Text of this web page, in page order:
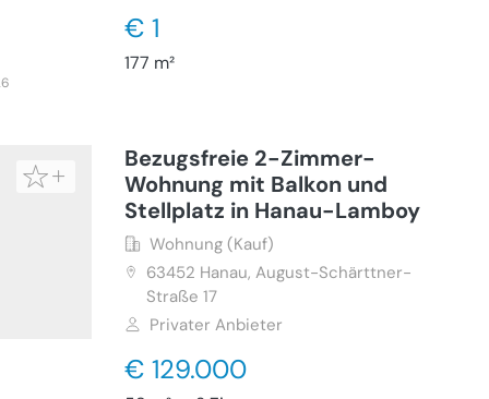
€ 1
177 m²
Bezugsfreie 2-Zimmer-
Wohnung mit Balkon und
Stellplatz in Hanau-Lamboy
Wohnung (Kauf)
63452 Hanau, August-Schärttner-
Straße 17
Privater Anbieter
€ 129.000